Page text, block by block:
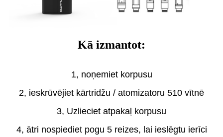
Kā izmantot:
1, noņemiet korpusu
2, ieskrūvējiet kārtridžu / atomizatoru 510 vītnē
3, Uzlieciet atpakaļ korpusu
4, ātri nospiediet pogu 5 reizes, lai ieslēgtu ierīci